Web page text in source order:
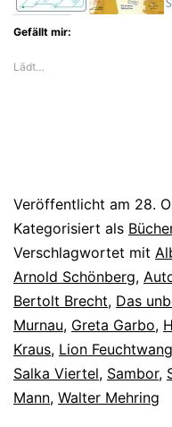
Gefällt mir:
Lädt…
Veröffentlicht am 28.
Kategorisiert als
Verschlagwortet mit
Arnold Schönberg,
Bertolt Brecht, Das
Murnau, Greta Garbo,
Kraus, Lion
Salka Viertel, Sambor,
Mann, Walter Mehring